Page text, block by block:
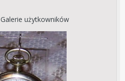
Galerie użytkowników